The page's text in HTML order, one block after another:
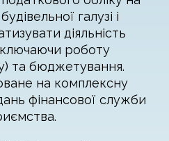
галузі і
діяльність
роботу
та бюджетування.
на комплексну
фінансової служби